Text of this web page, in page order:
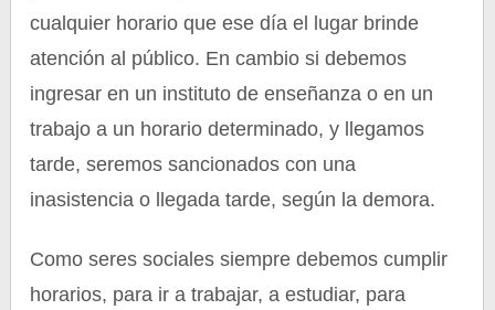
cualquier horario que ese día el lugar brinde
atención al público. En cambio si debemos
ingresar en un instituto de enseñanza o en un
trabajo a un horario determinado, y llegamos
tarde, seremos sancionados con una
inasistencia o llegada tarde, según la demora.
Como seres sociales siempre debemos cumplir
horarios, para ir a trabajar, a estudiar, para